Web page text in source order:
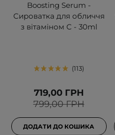
Boosting Serum -
Сироватка для обличчя
з вітаміном С - 30ml
113
799,00 ГРН
719,00 ГРН
ДОДАТИ ДО КОШИКА